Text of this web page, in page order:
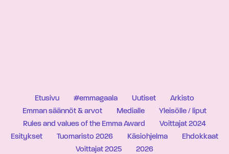
Etusivu #emmagaala Uutiset
Arkisto
Emman säännöt & arvot
Medialle
Yleisölle / liput
Rules and values of the Emma Award
Voittajat 2024
Esitykset
Tuomaristo 2026 Käsiohjelma
Ehdokkaat
Voittajat 2025
2026